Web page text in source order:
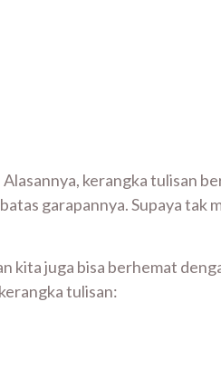
Alasannya, kerangka tulisan
garapannya. Supaya tak
kita juga bisa berhemat
tulisan: